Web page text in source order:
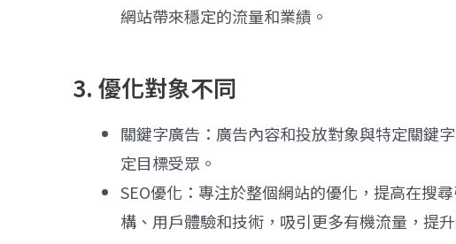
網站帶來穩定的流量和業績。
3. 優化對象不同
關鍵字廣告：廣告內容和投放對象與特定關鍵
定目標受眾。
SEO優化：專注於整個網站的優化，提高在搜
構、用戶體驗和技術，吸引更多有機流量，提